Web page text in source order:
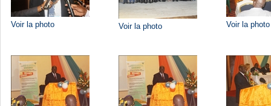
Voir la photo Voir la photo Voir la photo